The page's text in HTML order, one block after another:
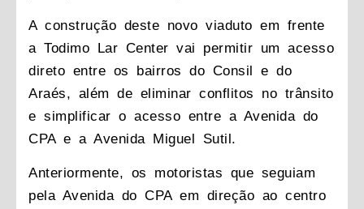
A construção deste novo viaduto em frente
a Todimo Lar Center vai permitir um acesso
direto entre os bairros do Consil e do
Araés, além de eliminar conflitos no trânsito
e simplificar o acesso entre a Avenida do
CPA e a Avenida Miguel Sutil.
Anteriormente, os motoristas que seguiam
pela Avenida do CPA em direção ao centro